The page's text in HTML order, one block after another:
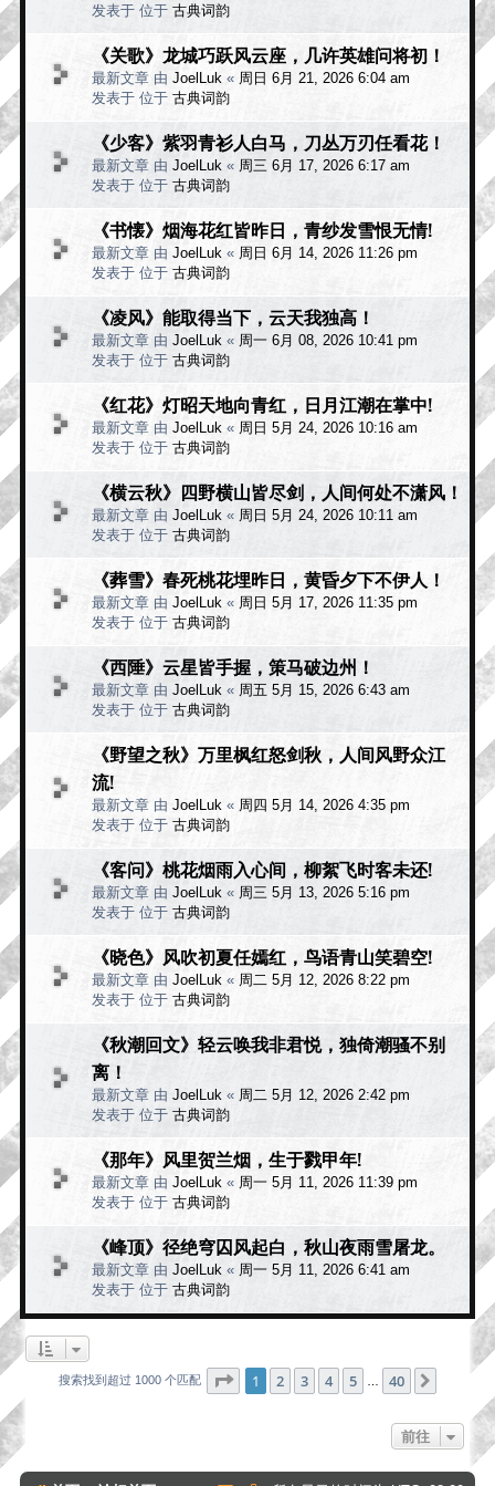
发表于 位于 古典词韵
《关歌》龙城巧跃风云座，几许英雄问将初！
最新文章 由 JoelLuk « 周日 6月 21, 2026 6:04 am
发表于 位于 古典词韵
《少客》紫羽青衫人白马，刀丛万刃任看花！
最新文章 由 JoelLuk « 周三 6月 17, 2026 6:17 am
发表于 位于 古典词韵
《书懐》烟海花红皆昨日，青纱发雪恨无情!
最新文章 由 JoelLuk « 周日 6月 14, 2026 11:26 pm
发表于 位于 古典词韵
《凌风》能取得当下，云天我独高！
最新文章 由 JoelLuk « 周一 6月 08, 2026 10:41 pm
发表于 位于 古典词韵
《红花》灯昭天地向青红，日月江潮在掌中!
最新文章 由 JoelLuk « 周日 5月 24, 2026 10:16 am
发表于 位于 古典词韵
《横云秋》四野横山皆尽剑，人间何处不潇风！
最新文章 由 JoelLuk « 周日 5月 24, 2026 10:11 am
发表于 位于 古典词韵
《葬雪》春死桃花埋昨日，黄昏夕下不伊人！
最新文章 由 JoelLuk « 周日 5月 17, 2026 11:35 pm
发表于 位于 古典词韵
《西陲》云星皆手握，策马破边州！
最新文章 由 JoelLuk « 周五 5月 15, 2026 6:43 am
发表于 位于 古典词韵
《野望之秋》万里枫红怒剑秋，人间风野众江
流!
最新文章 由 JoelLuk « 周四 5月 14, 2026 4:35 pm
发表于 位于 古典词韵
《客问》桃花烟雨入心间，柳絮飞时客未还!
最新文章 由 JoelLuk « 周三 5月 13, 2026 5:16 pm
发表于 位于 古典词韵
《晓色》风吹初夏任嫣红，鸟语青山笑碧空!
最新文章 由 JoelLuk « 周二 5月 12, 2026 8:22 pm
发表于 位于 古典词韵
《秋潮回文》轻云唤我非君悦，独倚潮骚不别
离！
最新文章 由 JoelLuk « 周二 5月 12, 2026 2:42 pm
发表于 位于 古典词韵
《那年》风里贺兰烟，生于戮甲年!
最新文章 由 JoelLuk « 周一 5月 11, 2026 11:39 pm
发表于 位于 古典词韵
《峰顶》径绝穹囚风起白，秋山夜雨雪屠龙。
最新文章 由 JoelLuk « 周一 5月 11, 2026 6:41 am
发表于 位于 古典词韵
搜索找到超过 1000 个匹配 分页：1 40
1 2 3 4 5 40
前往